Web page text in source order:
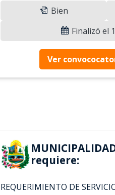
Bien
Finalizó el
Ver
requiere:
REQUERIMIENTO DE